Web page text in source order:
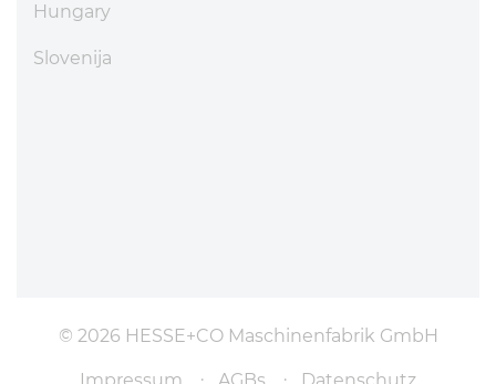
Hungary
Slovenija
© 2026 HESSE+CO Maschinenfabrik GmbH